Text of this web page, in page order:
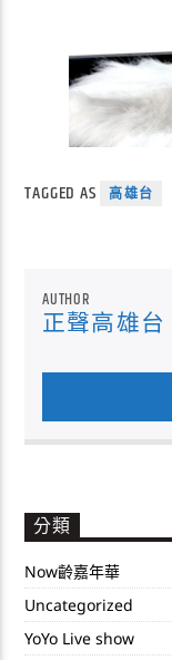
TAGGED AS 高雄台
AUTHOR
正聲高雄台
分類
Now齡嘉年華
Uncategorized
YoYo Live show